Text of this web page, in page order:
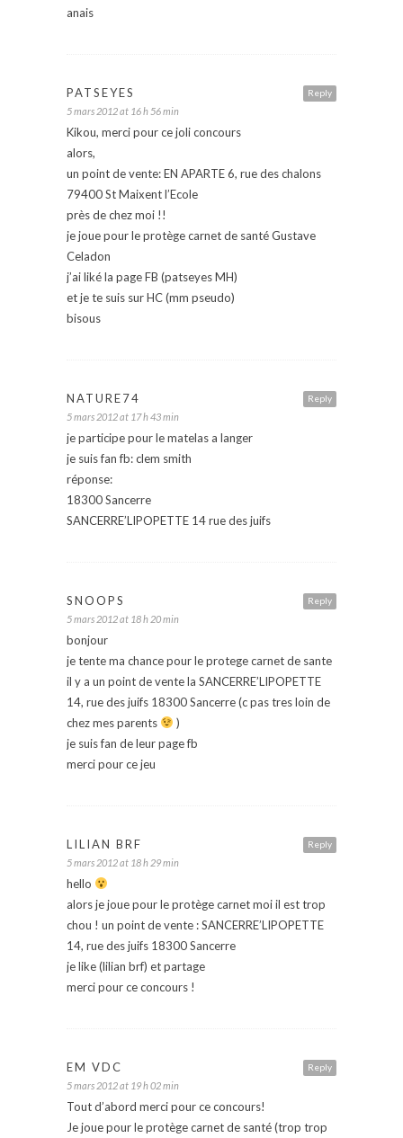
anais
Reply
PATSEYES
5 mars 2012 at 16 h 56 min
Kikou, merci pour ce joli concours
alors,
un point de vente: EN APARTE 6, rue des chalons
79400 St Maixent l’Ecole
près de chez moi !!
je joue pour le protège carnet de santé Gustave
Celadon
j’ai liké la page FB (patseyes MH)
et je te suis sur HC (mm pseudo)
bisous
Reply
NATURE74
5 mars 2012 at 17 h 43 min
je participe pour le matelas a langer
je suis fan fb: clem smith
réponse:
18300 Sancerre
SANCERRE’LIPOPETTE 14 rue des juifs
Reply
SNOOPS
5 mars 2012 at 18 h 20 min
bonjour
je tente ma chance pour le protege carnet de sante
il y a un point de vente la SANCERRE’LIPOPETTE
14, rue des juifs 18300 Sancerre (c pas tres loin de
chez mes parents
)
je suis fan de leur page fb
merci pour ce jeu
Reply
LILIAN BRF
5 mars 2012 at 18 h 29 min
hello
alors je joue pour le protège carnet moi il est trop
chou ! un point de vente : SANCERRE’LIPOPETTE
14, rue des juifs 18300 Sancerre
je like (lilian brf) et partage
merci pour ce concours !
Reply
EM VDC
5 mars 2012 at 19 h 02 min
Tout d’abord merci pour ce concours!
Je joue pour le protège carnet de santé (trop trop